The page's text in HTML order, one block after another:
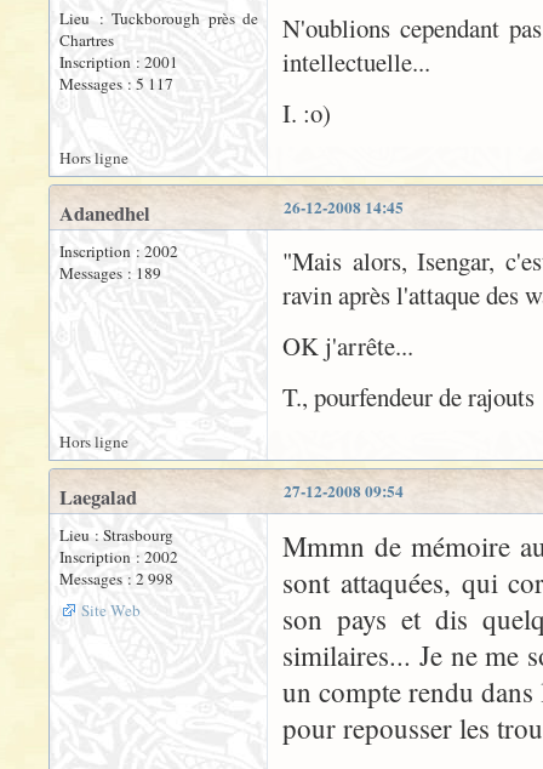
Lieu : Tuckborough près de
Chartres
Inscription : 2001
Messages : 5 117
N'oublions cependant
intellectuelle...
I. :o)
Hors ligne
26-12-2008 14:45
Adanedhel
Inscription : 2002
Messages : 189
"Mais alors, Isengar,
ravin après l'attaque des
OK j'arrête...
T., pourfendeur de rajouts
Hors ligne
27-12-2008 09:54
Laegalad
Lieu : Strasbourg
Inscription : 2002
Messages : 2 998
Site Web
Mmmn de mémoire
sont attaquées, qui
son pays et dis
similaires... Je ne me
un compte rendu
pour repousser les